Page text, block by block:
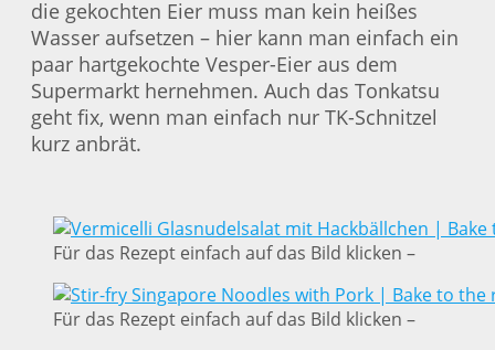
die gekochten Eier muss man kein heißes
Wasser aufsetzen – hier kann man einfach ein
paar hartgekochte Vesper-Eier aus dem
Supermarkt hernehmen. Auch das Tonkatsu
geht fix, wenn man einfach nur TK-Schnitzel
kurz anbrät.
Für das Rezept einfach auf das Bild klicken –
Für das Rezept einfach auf das Bild klicken –